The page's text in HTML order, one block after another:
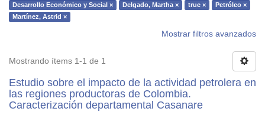
Desarrollo Económico y Social ×
Delgado, Martha × true ×
Petróleo ×
Martínez, Astrid ×
Mostrar filtros avanzados
Mostrando ítems 1-1 de 1
Estudio sobre el impacto de la actividad petrolera en
las regiones productoras de Colombia.
Caracterización departamental Casanare